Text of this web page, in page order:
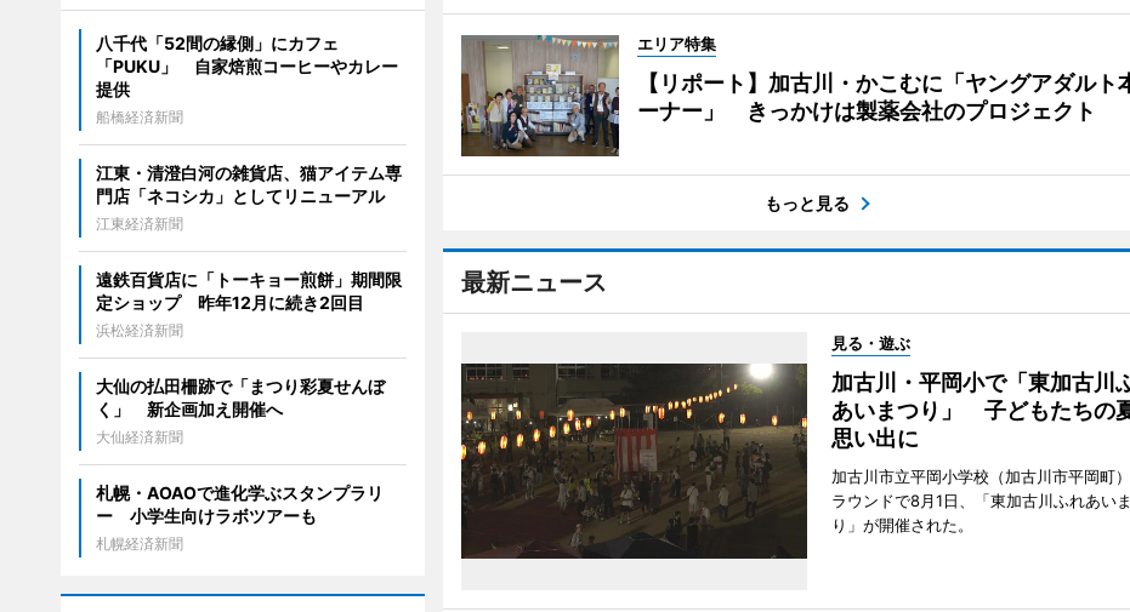
エリア特集
【リポート】加古川・かこむに「ヤングアダルト
ーナー」 きっかけは製薬会社のプロジェクト
もっと見る
最新ニュース
見る・遊ぶ
加古川・平岡小で「東加古川
あいまつり」 子どもたちの
思い出に
加古川市立平岡小学校（加古川市平岡町
ラウンドで8月1日、「東加古川ふれあい
り」が開催された。
八千代「52間の縁側」にカフェ
「PUKU」 自家焙煎コーヒーやカレー
提供
船橋経済新聞
江東・清澄白河の雑貨店、猫アイテム専
門店「ネコシカ」としてリニューアル
江東経済新聞
遠鉄百貨店に「トーキョー煎餅」期間限
定ショップ 昨年12月に続き2回目
浜松経済新聞
大仙の払田柵跡で「まつり彩夏せんぼ
く」 新企画加え開催へ
大仙経済新聞
札幌・AOAOで進化学ぶスタンプラリ
ー 小学生向けラボツアーも
札幌経済新聞